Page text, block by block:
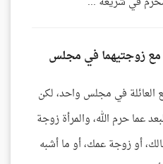
مع زوجتيهما في مجلس
العائلة في مجلس واحد، لكن
عما حرم الله، والمرأة زوجة
أو زوجة عمك، أو ما أشبه